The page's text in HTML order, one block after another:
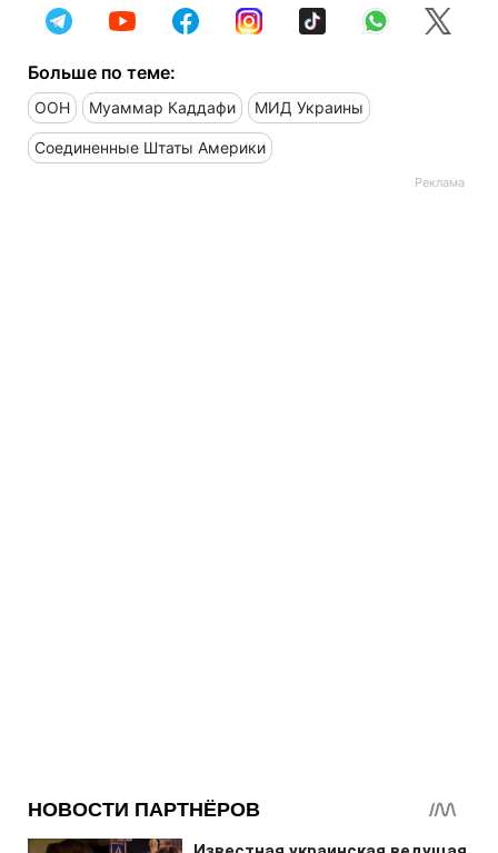
Больше по теме:
ООН Муаммар Каддафи МИД Украины
Соединенные Штаты Америки